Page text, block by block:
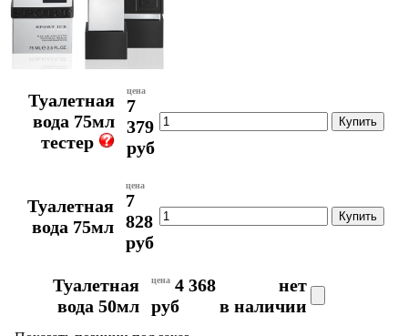
Туалетная
вода 75мл
тестер
цена
7
379
руб
Туалетная
вода 75мл
цена
7
828
руб
Туалетная
вода 50мл
цена 4 368
руб
нет
в наличии